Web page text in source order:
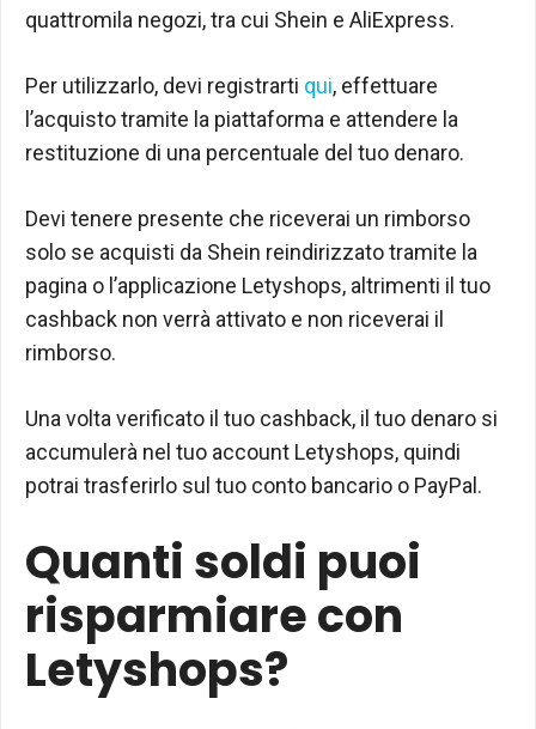
quattromila negozi, tra cui Shein e AliExpress.
Per utilizzarlo, devi registrarti qui, effettuare
l’acquisto tramite la piattaforma e attendere la
restituzione di una percentuale del tuo denaro.
Devi tenere presente che riceverai un rimborso
solo se acquisti da Shein reindirizzato tramite la
pagina o l’applicazione Letyshops, altrimenti il ​​tuo
cashback non verrà attivato e non riceverai il
rimborso.
Una volta verificato il tuo cashback, il tuo denaro si
accumulerà nel tuo account Letyshops, quindi
potrai trasferirlo sul tuo conto bancario o PayPal.
Quanti soldi puoi
risparmiare con
Letyshops?